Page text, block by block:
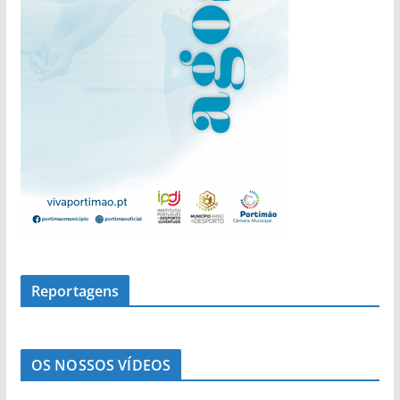
Reportagens
OS NOSSOS VÍDEOS